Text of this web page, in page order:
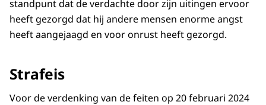
standpunt dat de verdachte door zijn uitingen ervoor
heeft gezorgd dat hij andere mensen enorme angst
heeft aangejaagd en voor onrust heeft gezorgd.
Strafeis
Voor de verdenking van de feiten op 20 februari 2024